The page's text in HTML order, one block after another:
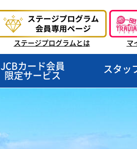
ステージプログラムとは マ
JCBカード会員
限定サービス
スタッ